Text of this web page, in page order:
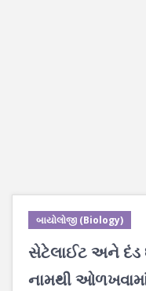
બાયોલોજી (Biology)
સેટેલાઈટ અને દંડ
નામથી